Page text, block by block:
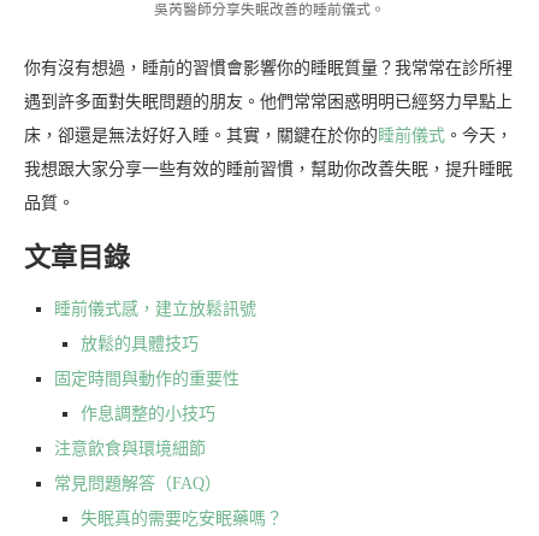
吳芮醫師分享失眠改善的睡前儀式。
你有沒有想過，睡前的習慣會影響你的睡眠質量？我常常在診所裡
遇到許多面對失眠問題的朋友。他們常常困惑明明已經努力早點上
床，卻還是無法好好入睡。其實，關鍵在於你的 睡前儀式 。今天，
我想跟大家分享一些有效的睡前習慣，幫助你改善失眠，提升睡眠
品質。
文章目錄
睡前儀式感，建立放鬆訊號
放鬆的具體技巧
固定時間與動作的重要性
作息調整的小技巧
注意飲食與環境細節
常見問題解答（FAQ）
失眠真的需要吃安眠藥嗎？